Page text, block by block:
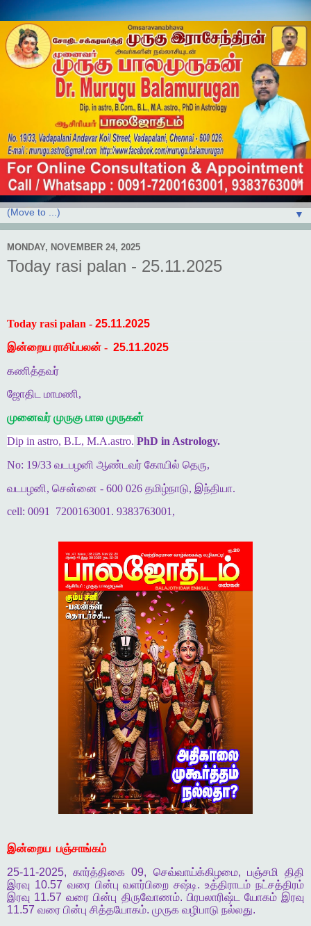
▼
MONDAY, NOVEMBER 24, 2025
Today rasi palan - 25.11.2025
Today rasi palan - 25.11.2025
இன்றைய ராசிப்பலன் - 25.11.2025
கணித்தவர்
ஜோதிட மாமணி,
முனைவர் முருகு பால முருகன்
Dip in astro, B.L, M.A.astro. PhD in Astrology.
No: 19/33 வடபழனி ஆண்டவர் கோயில் தெரு,
வடபழனி, சென்னை - 600 026 தமிழ்நாடு, இந்தியா.
cell: 0091 7200163001. 9383763001,
இன்றைய பஞ்சாங்கம்
25-11-2025,கார்த்திகை 09, செவ்வாய்க்கிழமை, பஞ்சமி
திதி
இரவு 10.57 வரை பின்பு வளர்பிறை சஷ்டி.உத்திராடம் நட்சத்திரம்
இரவு 11.57வரை பின்பு திருவோணம். பிரபலாரிஷ்ட யோகம் இரவு
11.57 வரை பின்பு சித்தயோகம். முருக வழிபாடு நல்லது.